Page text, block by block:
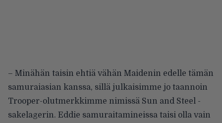
– Minähän taisin ehtiä vähän Maidenin edelle tämän
samuraiasian kanssa, sillä julkaisimme jo taannoin
Trooper-olutmerkkimme nimissä Sun and Steel -
sakelagerin. Eddie samuraitamineissa taisi olla vain